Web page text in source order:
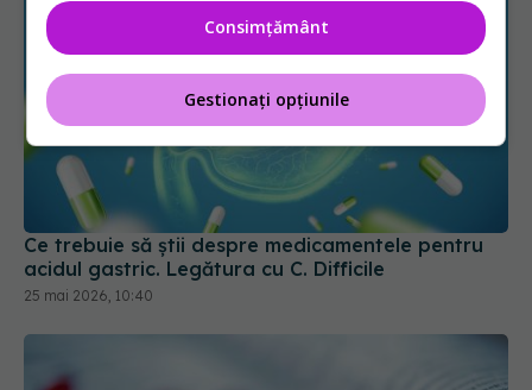
Ce trebuie să știi despre medicamentele pentru
acidul gastric. Legătura cu C. Difficile
25 mai 2026, 10:40
Consimțământ
Gestionați opțiunile